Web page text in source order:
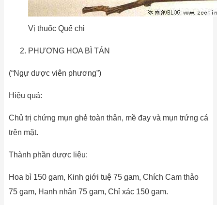
Vị thuốc Quế chi
PHƯƠNG HOA BÌ TÁN
(“Ngự dược viên phương”)
Hiệu quả:
Chủ trị chứng mụn ghẻ toàn thân, mề đay và mụn trứng cá
trên mặt.
Thành phần dược liệu:
Hoa bì 150 gam, Kinh giới tuệ 75 gam, Chích Cam thảo
75 gam, Hạnh nhân 75 gam, Chỉ xác 150 gam.